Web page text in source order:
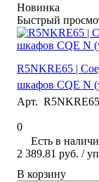
Новинка
Быстрый
R5NKRE65 |
шкафов CQE N
Арт. R5NKRE65
0
Есть в
2 389.81 руб. /
В корзину